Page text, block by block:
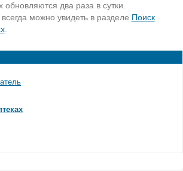
обновляются два раза в сутки.
можно увидеть в разделе Поиск
.